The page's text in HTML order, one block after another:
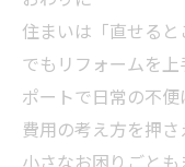
住まいは「直せる
でもリフォームを
ポートで日常の不
費用の考え方を押さ